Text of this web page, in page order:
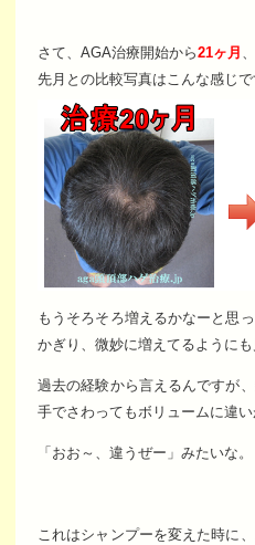
さて、AGA治療開始から21ヶ月 、
先月との比較写真はこんな感じで
もうそろそろ増えるかなーと思
かぎり、微妙に増えてるようにも
過去の経験から言えるんですが
手でさわってもボリュームに違い
「おお～、違うぜー」みたいな。
これはシャンプーを変えた時に